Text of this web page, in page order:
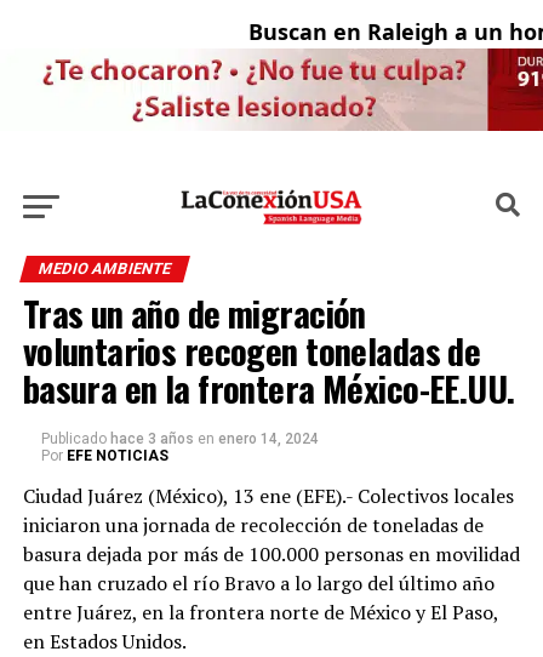
Buscan en Raleigh a un
MEDIO AMBIENTE
Tras un año de migración
voluntarios recogen toneladas de
basura en la frontera México-EE.UU.
Publicado hace 3 años en enero 14, 2024
Por EFE NOTICIAS
Ciudad Juárez (México), 13 ene (EFE).- Colectivos locales
iniciaron una jornada de recolección de toneladas de
basura dejada por más de 100.000 personas en movilidad
que han cruzado el río Bravo a lo largo del último año
entre Juárez, en la frontera norte de México y El Paso,
en Estados Unidos.